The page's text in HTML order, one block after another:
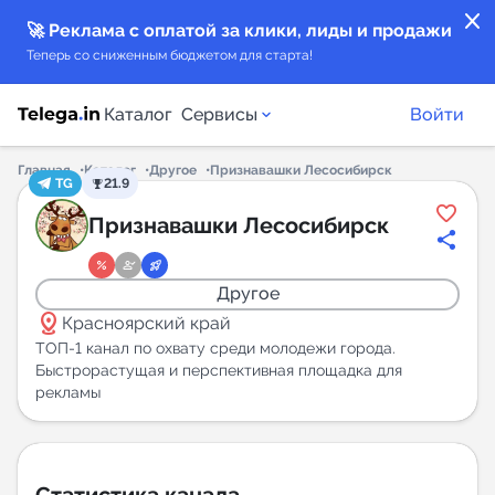
close
🚀 Реклама с оплатой за клики, лиды и продажи
Теперь со сниженным бюджетом для старта!
Каталог Сервисы
Каталог каналов
Каталог ботов
Горящие предложения
Индекс читаемости каналов в Telegram
Войти
Главная Каталог Другое
Признавашки Лесосибирск
TG
21.9
Признавашки Лесосибирск
Другое
distance Красноярский край
ТОП-1 канал по охвату среди молодежи города.
Быстрорастущая и перспективная площадка для
рекламы